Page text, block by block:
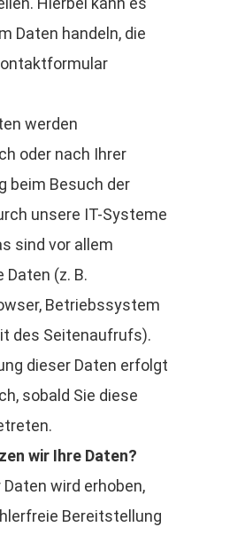
Daten handeln, die
werden
oder nach Ihrer
beim Besuch der
unsere IT-Systeme
sind vor allem
(z. B.
Betriebssystem
des Seitenaufrufs).
dieser Daten erfolgt
sobald Sie diese
wir Ihre Daten?
Daten wird erhoben,
Bereitstellung